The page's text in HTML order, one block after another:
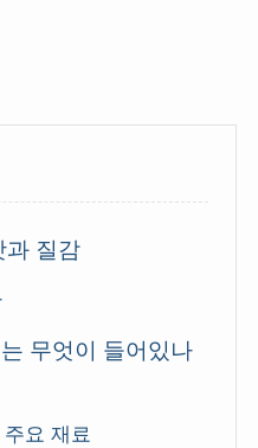
과 질감
무엇이 들어있나
요 재료